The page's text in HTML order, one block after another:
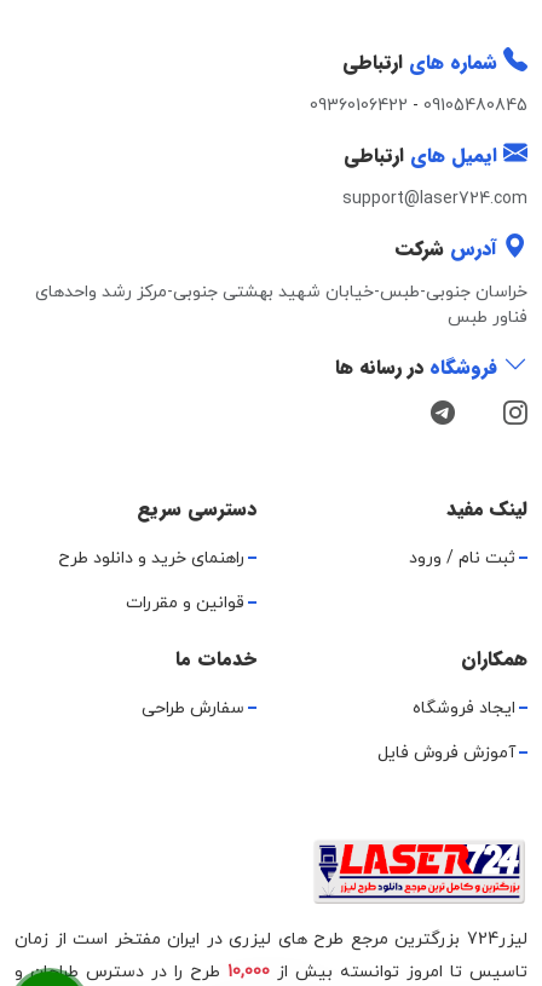
شماره های ارتباطی
09105480845
-
09360106422
ایمیل های ارتباطی
support@laser724.com
آدرس شرکت
خراسان جنوبی-طبس-خیابان شهید بهشتی جنوبی-مرکز رشد واحدهای
فناور طبس
فروشگاه در رسانه ها
لینک مفید
ثبت نام / ورود
دسترسی سریع
راهنمای خرید و دانلود طرح
قوانین و مقررات
همکاران
ایجاد فروشگاه
آموزش فروش فایل
خدمات ما
سفارش طراحی
لیزر724 بزرگترین مرجع طرح های لیزری در ایران مفتخر است از زمان
تاسیس تا امروز توانسته بیش از 10,000 طرح را در دسترس طراحان و